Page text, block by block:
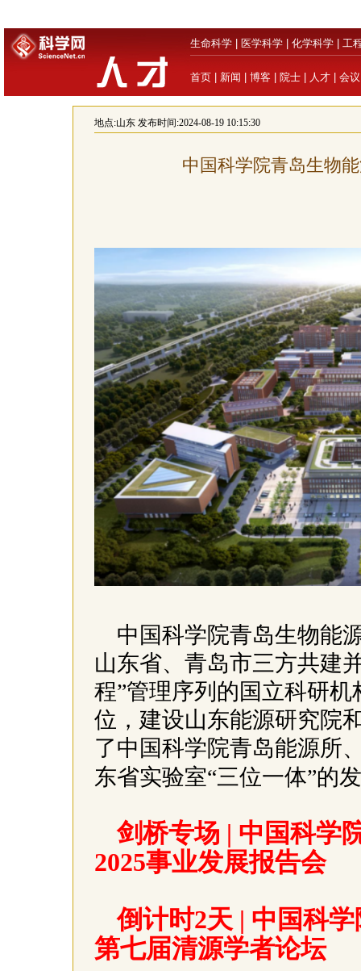
生命科学 医学科学 化学科学 工
首页 新闻 博客 院士 人才 会议
地点:山东发布时间:2024-08-19 10:15:30
中国科学院青岛生物
中国科学院青岛生物能
山东省、青岛市三方共建
程”管理序列的国立科研
位，建设山东能源研究院
了中国科学院青岛能源所
东省实验室“三位一体”的
剑桥专场 | 中国科学
2025事业发展报告会
倒计时2天 | 中国科
第七届清源学者论坛